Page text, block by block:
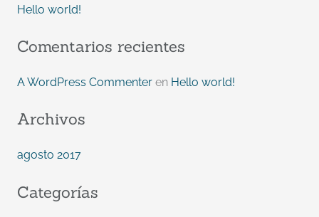
r
o
Hello world!
Comentarios recientes
A WordPress Commenteren Hello world!
Archivos
agosto 2017
Categorías